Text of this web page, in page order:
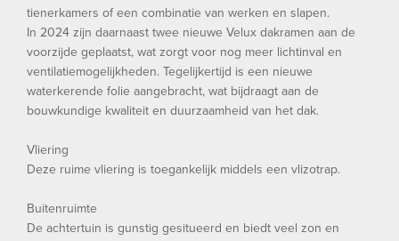
tienerkamers of een combinatie van werken en slapen.
In 2024 zijn daarnaast twee nieuwe Velux dakramen aan de
voorzijde geplaatst, wat zorgt voor nog meer lichtinval en
ventilatiemogelijkheden. Tegelijkertijd is een nieuwe
waterkerende folie aangebracht, wat bijdraagt aan de
bouwkundige kwaliteit en duurzaamheid van het dak.
Vliering
Deze ruime vliering is toegankelijk middels een vlizotrap.
Buitenruimte
De achtertuin is gunstig gesitueerd en biedt veel zon en